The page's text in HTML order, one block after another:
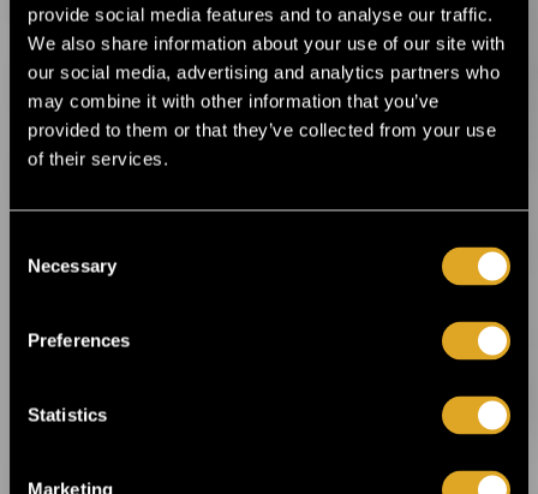
provide social media features and to analyse our traffic.
We also share information about your use of our site with
our social media, advertising and analytics partners who
may combine it with other information that you’ve
provided to them or that they’ve collected from your use
of their services.
Selection
Necessary
Preferences
Statistics
Marketing
Avajaiskonsertti ke 8.8.alk. 50,50 €
Voit antaa panoksesi Itämeren
suojelutyöhön ostamalla Itämerilipun,
lipunhintaan lisätään 2 euroa, jotka
käytetään lyhentämättömänä WWF:n
todistettava rannekkeenvaihdossa.